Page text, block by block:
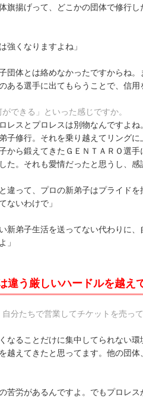
旗揚げって、どこかの団体で修行
強くなりますよね」
団体とは絡めなかったですからね
ある選手に出てもらうことで、信用
できる」といった感じですか。
レスとプロレスは別物なんですよ
子修行。それを乗り越えてリング
から鍛えてきたＧＥＮＴＡＲＯ選
た。それも愛情だったと思うし、感
違って、プロの新弟子はプライド
ないわけで」
新弟子生活を送ってない代わりに
」
違う厳しいハードルを越え
分たちで営業してチケットを売っ
なることだけに集中してられない
越えてきたと思ってます。他の団
苦労があるんですよ。でもプロレ